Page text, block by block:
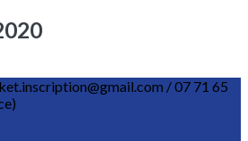
/ 07 71 65